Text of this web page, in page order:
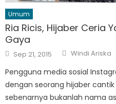
Umum
Ria Ricis, Hijaber Ceria
Gaya
Posted
on
Sep 21, 2015 Author
Windi Ariska
Pengguna media sosial
dengan seorang hijaber cantik
sebenarnya bukanlah nama